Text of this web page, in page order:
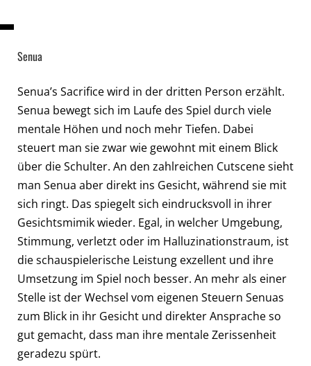
Senua
Senua’s Sacrifice wird in der dritten Person erzählt.
Senua bewegt sich im Laufe des Spiel durch viele
mentale Höhen und noch mehr Tiefen. Dabei
steuert man sie zwar wie gewohnt mit einem Blick
über die Schulter. An den zahlreichen Cutscene sieht
man Senua aber direkt ins Gesicht, während sie mit
sich ringt. Das spiegelt sich eindrucksvoll in ihrer
Gesichtsmimik wieder. Egal, in welcher Umgebung,
Stimmung, verletzt oder im Halluzinationstraum, ist
die schauspielerische Leistung exzellent und ihre
Umsetzung im Spiel noch besser. An mehr als einer
Stelle ist der Wechsel vom eigenen Steuern Senuas
zum Blick in ihr Gesicht und direkter Ansprache so
gut gemacht, dass man ihre mentale Zerissenheit
geradezu spürt.